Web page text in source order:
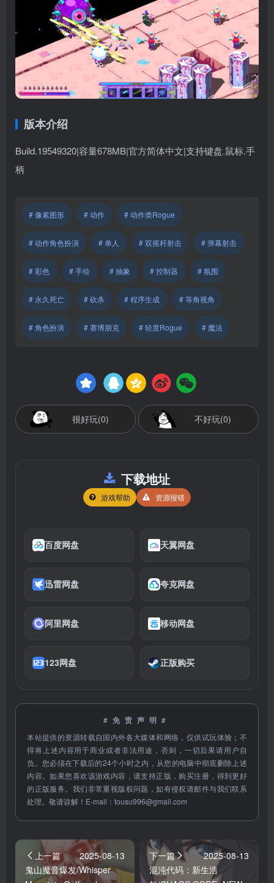
版本介绍
Build.19549320|容量678MB|官方简体中文|支持键盘.鼠标.手
柄
# 像素图形 # 动作 # 动作类Rogue
# 动作角色扮演 # 单人 # 双摇杆射击 # 弹幕射击
# 彩色 # 手绘 # 抽象 # 控制器 # 氛围
# 永久死亡 # 砍杀 # 程序生成 # 等角视角
# 角色扮演 # 赛博朋克 # 轻度Rogue # 魔法
很好玩(0) 不好玩(0)
下载地址
游戏帮助 资源报错
百度网盘 天翼网盘
迅雷网盘 夸克网盘
阿里网盘 移动网盘
123网盘 正版购买
#免责声明#
本站提供的资源转载自国内外各大媒体和网络，仅供试玩体验；不
得将上述内容用于商业或者非法用途，否则，一切后果请用户自
负。您必须在下载后的24个小时之内，从您的电脑中彻底删除上述
内容。如果您喜欢该游戏内容，请支持正版，购买注册，得到更好
的正版服务。我们非常重视版权问题，如有侵权请邮件与我们联系
处理。敬请谅解！E-mail：tousu996@gmail.com
上一篇
2025-08-13
鬼山魔音爆发/Whisper
下一篇
2025-08-13
混沌代码：新生浩